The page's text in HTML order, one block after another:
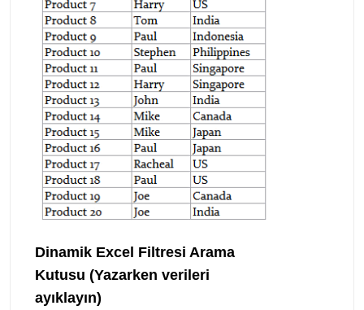
Dinamik Excel Filtresi Arama
Kutusu (Yazarken verileri
ayıklayın)